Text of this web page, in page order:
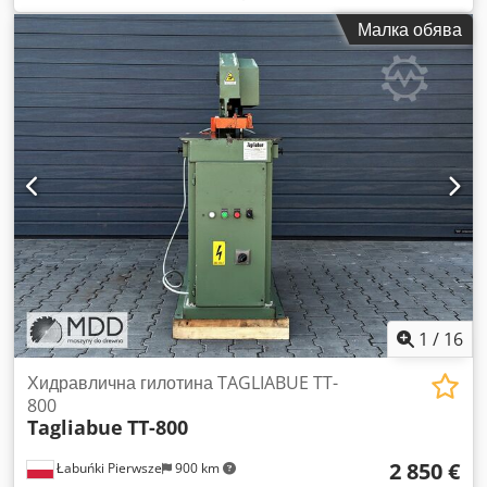
Малка обява
1 / 16
Łabuńki Pierwsze 900 km
Хидравлична гилотина TAGLIABUE TT-
800
Tagliabue TT-800
2 850 €